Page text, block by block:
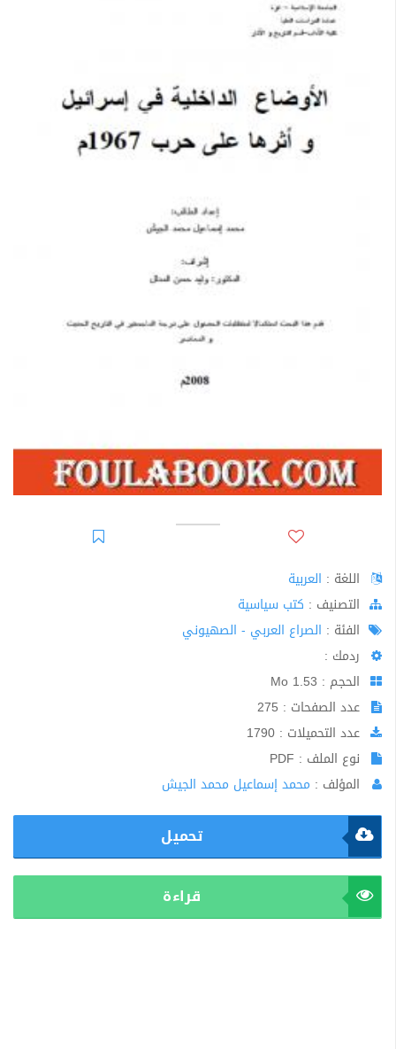
اللغة : العربية
اﻟﺘﺼﻨﻴﻒ : كتب سياسية
الفئة : الصراع العربي - الصهيوني
ردمك :
الحجم : 1.53 Mo
عدد الصفحات : 275
عدد التحميلات : 1790
نوع الملف : PDF
المؤلف : محمد إسماعيل محمد الجيش
تحميل
قراءة